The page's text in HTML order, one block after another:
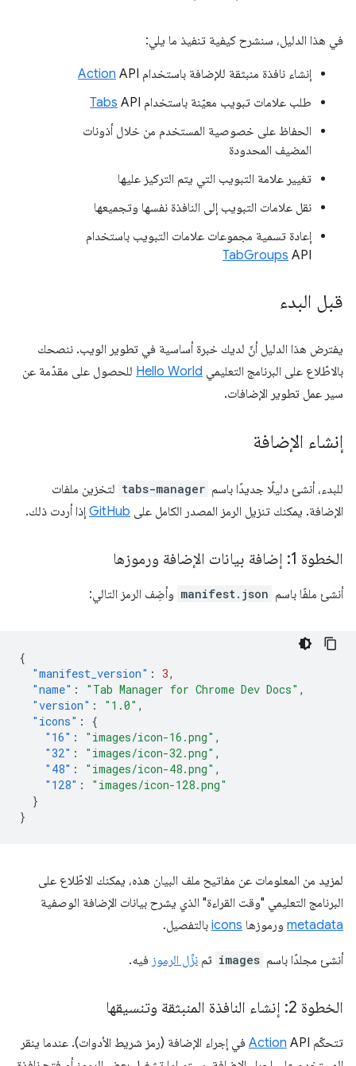
في هذا الدليل، سنشرح كيفية تنفيذ ما يلي:
إنشاء نافذة منبثقة للإضافة باستخدام Action API
طلب علامات تبويب معيّنة باستخدام
Tabs API
الحفاظ على خصوصية المستخدم من خلال أذونات
المضيف المحدودة
تغيير علامة التبويب التي يتم التركيز عليها
نقل علامات التبويب إلى النافذة نفسها وتجميعها
إعادة تسمية مجموعات علامات التبويب باستخدام
TabGroups API
قبل البدء
يفترض هذا الدليل أنّ لديك خبرة أساسية في تطوير الويب. ننصحك
بالاطّلاع على البرنامج التعليمي Hello World للحصول على مقدّمة عن
سير عمل تطوير الإضافات.
إنشاء الإضافة
للبدء، أنشئ دليلًا جديدًا باسم tabs-manager لتخزين ملفات
الإضافة. يمكنك تنزيل الرمز المصدر الكامل على GitHub إذا أردت ذلك.
الخطوة 1: إضافة بيانات الإضافة ورموزها
أنشئ ملفًا باسم manifest.json وأضِف الرمز التالي:
{
"manifest_version" : 3,
"name" : "Tab Manager for Chrome Dev Docs" ,
"version" : "1.0" ,
"icons" :
{
"16" : "images/icon-16.png" ,
"32" : "images/icon-32.png" ,
"48" : "images/icon-48.png" ,
"128" :
"images/icon-128.png"
}
}
لمزيد من المعلومات عن مفاتيح ملف البيان هذه، يمكنك الاطّلاع على
البرنامج التعليمي "وقت القراءة" الذي يشرح بيانات الإضافة الوصفية
metadata ورموزها icons بالتفصيل.
أنشئ مجلدًا باسم images ثم نزِّل الرموز فيه.
الخطوة 2: إنشاء النافذة المنبثقة وتنسيقها
تتحكّم Action API في إجراء الإضافة (رمز شريط الأدوات). عندما ينقر